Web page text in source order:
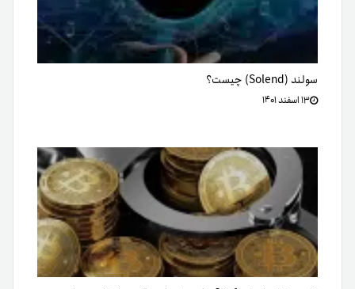
سولند (Solend) چیست؟
۱۳ اسفند ۱۴۰۱